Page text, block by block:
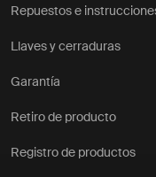
Repuestos e
Llaves y cerraduras
Garantía
Retiro de producto
Registro de productos